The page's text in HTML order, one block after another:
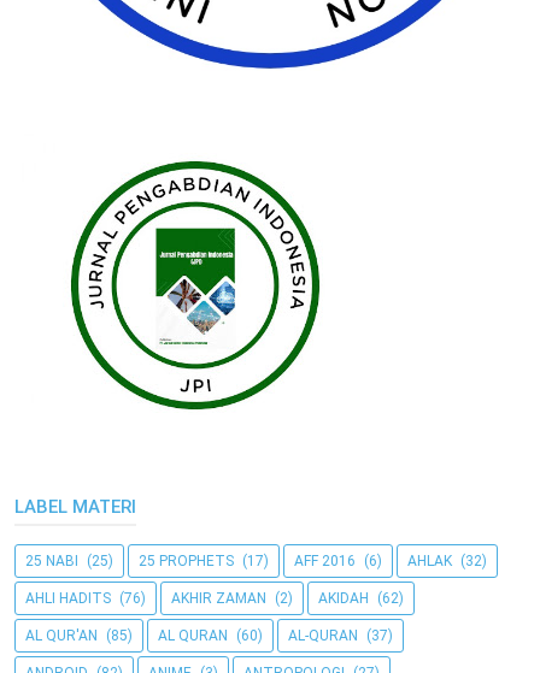
LABEL MATERI
25 NABI (25) 25 PROPHETS (17) AFF 2016 (6) AHLAK (32)
AHLI HADITS (76) AKHIR ZAMAN (2) AKIDAH (62)
AL QUR'AN (85) AL QURAN (60) AL-QURAN (37)